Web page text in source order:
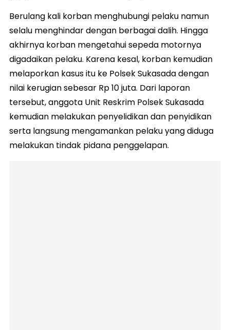
Berulang kali korban menghubungi pelaku namun
selalu menghindar dengan berbagai dalih. Hingga
akhirnya korban mengetahui sepeda motornya
digadaikan pelaku. Karena kesal, korban kemudian
melaporkan kasus itu ke Polsek Sukasada dengan
nilai kerugian sebesar Rp 10 juta. Dari laporan
tersebut, anggota Unit Reskrim Polsek Sukasada
kemudian melakukan penyelidikan dan penyidikan
serta langsung mengamankan pelaku yang diduga
melakukan tindak pidana penggelapan.